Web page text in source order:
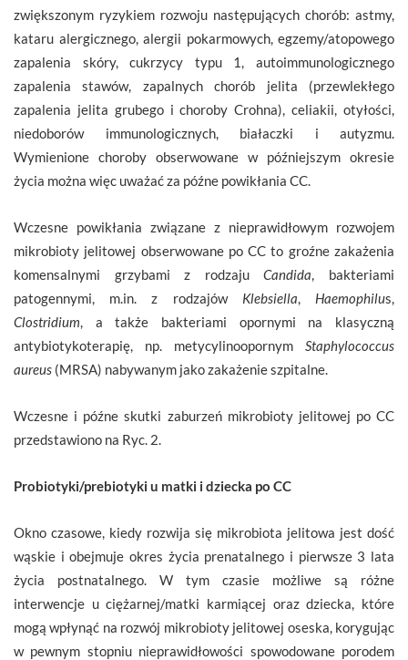
zwiększonym ryzykiem rozwoju następujących chorób: astmy,
kataru alergicznego, alergii pokarmowych, egzemy/atopowego
zapalenia skóry, cukrzycy typu 1, autoimmunologicznego
zapalenia stawów, zapalnych chorób jelita (przewlekłego
zapalenia jelita grubego i choroby Crohna), celiakii, otyłości,
niedoborów immunologicznych, białaczki i autyzmu.
Wymienione choroby obserwowane w późniejszym okresie
życia można więc uważać za późne powikłania CC.
Wczesne powikłania związane z nieprawidłowym rozwojem
mikrobioty jelitowej obserwowane po CC to groźne zakażenia
komensalnymi grzybami z rodzajuCandida , bakteriami
patogennymi, m.in. z rodzajów Klebsiella Haemophilus,
Clostridium , a także bakteriami opornymi na klasyczną
antybiotykoterapię, np. metycylinoopornym Staphylococcus
aureus (MRSA) nabywanym jako zakażenie szpitalne.
Wczesne i późne skutki zaburzeń mikrobioty jelitowej po CC
przedstawiono na Ryc. 2.
Probiotyki/prebiotyki u matki i dziecka po CC
Okno czasowe, kiedy rozwija się mikrobiota jelitowa jest dość
wąskie i obejmuje okres życia prenatalnego i pierwsze 3 lata
życia postnatalnego. W tym czasie możliwe są różne
interwencje u ciężarnej/matki karmiącej oraz dziecka, które
mogą wpłynąć na rozwój mikrobioty jelitowej oseska, korygując
w pewnym stopniu nieprawidłowości spowodowane porodem